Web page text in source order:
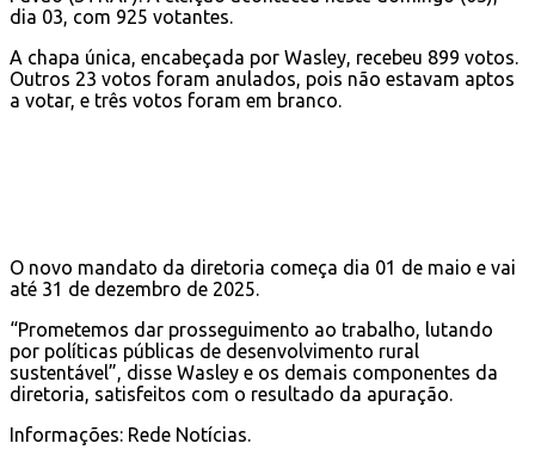
dia 03, com 925 votantes.
A chapa única, encabeçada por Wasley, recebeu 899 votos.
Outros 23 votos foram anulados, pois não estavam aptos
a votar, e três votos foram em branco.
O novo mandato da diretoria começa dia 01 de maio e vai
até 31 de dezembro de 2025.
“Prometemos dar prosseguimento ao trabalho, lutando
por políticas públicas de desenvolvimento rural
sustentável”, disse Wasley e os demais componentes da
diretoria, satisfeitos com o resultado da apuração.
Informações: Rede Notícias.